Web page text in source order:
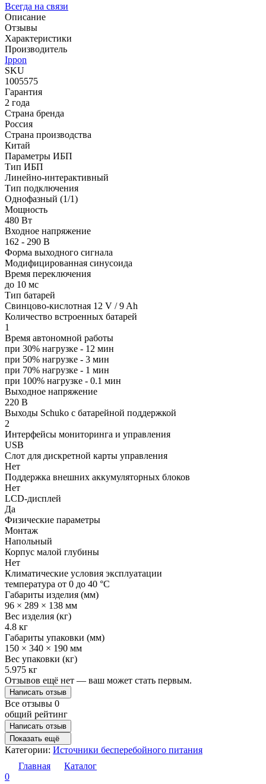
Всегда на связи
Описание
Отзывы
Характеристики
Производитель
Ippon
SKU
1005575
Гарантия
2 года
Страна бренда
Россия
Страна производства
Китай
Параметры ИБП
Тип ИБП
Линейно-интерактивный
Тип подключения
Однофазный (1/1)
Мощность
480 Вт
Входное напряжение
162 - 290 В
Форма выходного сигнала
Модифицированная синусоида
Время переключения
до 10 мс
Тип батарей
Свинцово-кислотная 12 V / 9 Ah
Количество встроенных батарей
1
Время автономной работы
при 30% нагрузке - 12 мин
при 50% нагрузке - 3 мин
при 70% нагрузке - 1 мин
при 100% нагрузке - 0.1 мин
Выходное напряжение
220 В
Выходы Schuko с батарейной поддержкой
2
Интерфейсы мониторинга и управления
USB
Слот для дискретной карты управления
Нет
Поддержка внешних аккумуляторных блоков
Нет
LCD-дисплей
Да
Физические параметры
Монтаж
Напольный
Корпус малой глубины
Нет
Климатические условия эксплуатации
температура от 0 до 40 °C
Габариты изделия (мм)
96 × 289 × 138 мм
Вес изделия (кг)
4.8 кг
Габариты упаковки (мм)
150 × 340 × 190 мм
Вес упаковки (кг)
5.975 кг
Отзывов ещё нет — ваш может стать первым.
Написать отзыв
Все отзывы 0
общий рейтинг
Написать отзыв
Показать ещё
Категории: Источники бесперебойного питания
Главная
Каталог
0